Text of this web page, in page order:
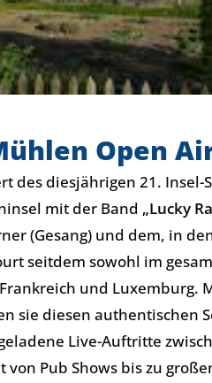
Open
des diesjährigen 21. Insel-
mit der Band „Lucky
(Gesang) und dem, in
seitdem sowohl im
und Luxemburg.
sie diesen authentischen
Live-Auftritte
von Pub Shows bis zu